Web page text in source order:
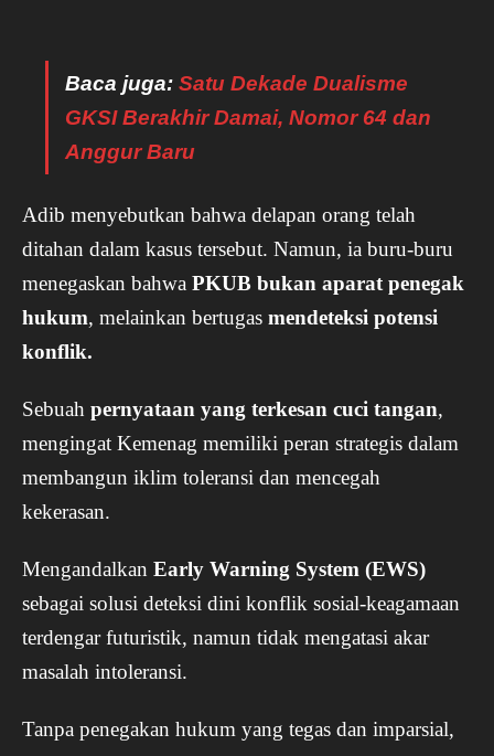
Baca juga: Satu Dekade Dualisme
GKSI Berakhir Damai, Nomor 64 dan
Anggur Baru
Adib menyebutkan bahwa delapan orang telah
ditahan dalam kasus tersebut. Namun, ia buru-buru
menegaskan bahwa PKUB bukan aparat penegak
hukum, melainkan bertugas mendeteksi potensi
konflik.
Sebuah pernyataan yang terkesan cuci tangan,
mengingat Kemenag memiliki peran strategis dalam
membangun iklim toleransi dan mencegah
kekerasan.
Mengandalkan Early Warning System (EWS)
sebagai solusi deteksi dini konflik sosial-keagamaan
terdengar futuristik, namun tidak mengatasi akar
masalah intoleransi.
Tanpa penegakan hukum yang tegas dan imparsial,